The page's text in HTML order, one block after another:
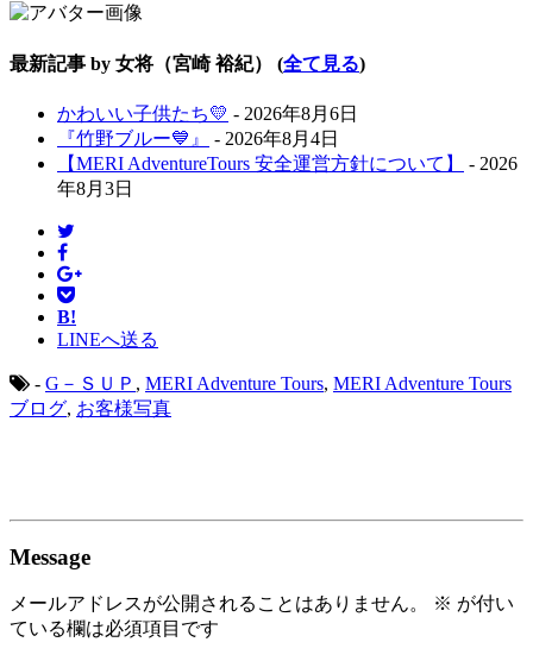
最新記事 by 女将（宮崎 裕紀） (全て見る)
かわいい子供たち💛 - 2026年8月6日
『竹野ブルー💙』
- 2026年8月4日
【MERI AdventureTours 安全運営方針について】
- 2026
年8月3日
B!
LINEへ送る
- G－ＳＵＰ , MERI Adventure Tours, MERI Adventure Tours
ブログ, お客様写真
Message
メールアドレスが公開されることはありません。 ※ が付い
ている欄は必須項目です